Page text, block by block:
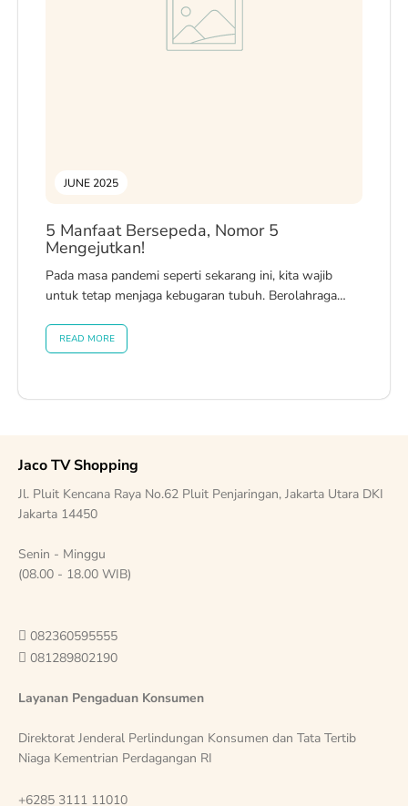
JUNE 2025
5 Manfaat Bersepeda, Nomor 5
Mengejutkan!
Pada masa pandemi seperti sekarang ini, kita wajib
untuk tetap menjaga kebugaran tubuh. Berolahraga
READ MORE
Jaco TV Shopping
Jl. Pluit Kencana Raya No.62 Pluit Penjaringan, Jakarta Utara DKI
Jakarta 14450
Senin - Minggu
(08.00 - 18.00 WIB)
 082360595555
 081289802190
Layanan Pengaduan Konsumen
Direktorat Jenderal Perlindungan Konsumen dan Tata Tertib
Niaga Kementrian Perdagangan RI
+6285 3111 11010